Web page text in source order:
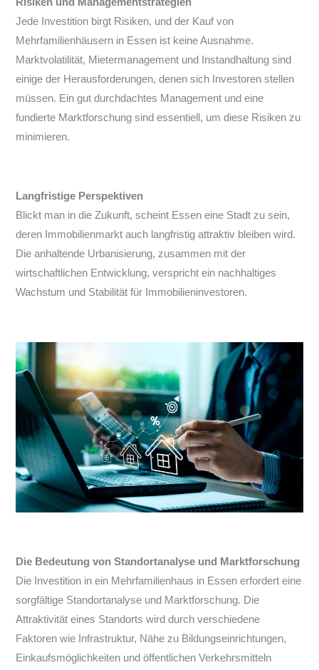
Jede Investition birgt Risiken, und der Kauf von
Mehrfamilienhäusern in Essen ist keine Ausnahme.
Marktvolatilität, Mietermanagement und Instandhaltung sind
einige der Herausforderungen, denen sich Investoren stellen
müssen. Ein gut durchdachtes Management und eine
fundierte Marktforschung sind essentiell, um diese Risiken zu
minimieren.
Langfristige Perspektiven
Blickt man in die Zukunft, scheint Essen eine Stadt zu sein,
deren Immobilienmarkt auch langfristig attraktiv bleiben wird.
Die anhaltende Urbanisierung, zusammen mit der
wirtschaftlichen Entwicklung, verspricht ein nachhaltiges
Wachstum und Stabilität für Immobilieninvestoren.
Die Bedeutung von Standortanalyse und Marktforschung
Die Investition in ein Mehrfamilienhaus in Essen erfordert eine
sorgfältige Standortanalyse und Marktforschung. Die
Attraktivität eines Standorts wird durch verschiedene
Faktoren wie Infrastruktur, Nähe zu Bildungseinrichtungen,
Einkaufsmöglichkeiten und öffentlichen Verkehrsmitteln